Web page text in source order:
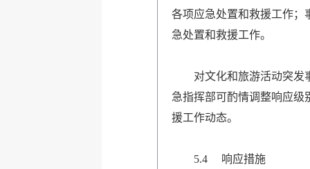
各项应急处置和救援工作；
急处置和救援工作。
对文化和旅游活动突发
急指挥部可酌情调整响应级
援工作动态。
5.4响应措施